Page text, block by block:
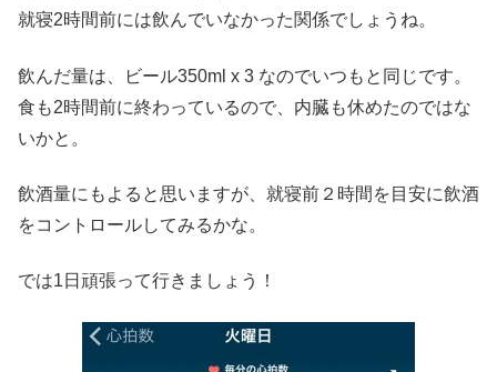
就寝2時間前には飲んでいなかった関係でしょうね。
飲んだ量は、ビール350ml x 3 なのでいつもと同じです。
食も2時間前に終わっているので、内臓も休めたのではな
いかと。
飲酒量にもよると思いますが、就寝前２時間を目安に飲酒
をコントロールしてみるかな。
では1日頑張って行きましょう！